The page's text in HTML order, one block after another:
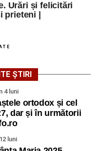
Urări și felicitări
|
ȘTIRI
4 luni
ortodox și cel
dar și în următorii
luni